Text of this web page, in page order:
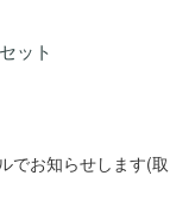
ット
でお知らせします(取